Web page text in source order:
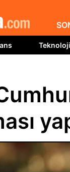
Teknoloji